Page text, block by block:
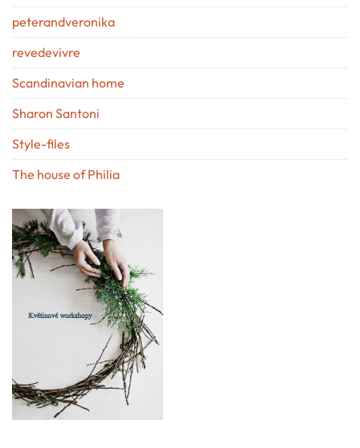
peterandveronika
revedevivre
Scandinavian home
Sharon Santoni
Style-files
The house of Philia